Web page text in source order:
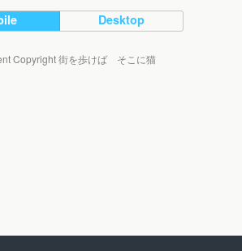
Desktop
Copyright 街を歩けば そこに猫